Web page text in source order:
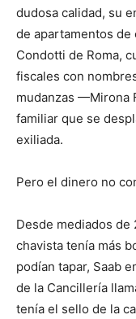
dudosa calidad, su
de apartamentos
Condotti de Roma,
fiscales con
mudanzas —Mirona
familiar que se
exiliada.
Pero el dinero no
Desde mediados
chavista tenía más
podían tapar, Saab
de la Cancillería
tenía el sello de la